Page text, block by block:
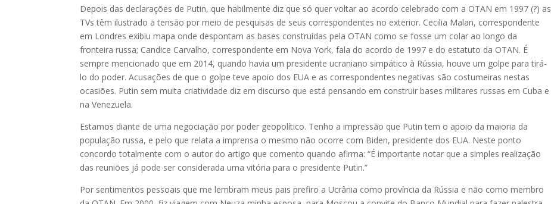
Depois das declarações de Putin, que habilmente diz que só quer voltar ao acordo celebrado com a OTAN em 1997 (?) as
TVs têm ilustrado a tensão por meio de pesquisas de seus correspondentes no exterior. Cecilia Malan, correspondente
em Londres exibiu mapa onde despontam as bases construídas pela OTAN como se fosse um colar ao longo da
fronteira russa; Candice Carvalho, correspondente em Nova York, fala do acordo de 1997 e do estatuto da OTAN. É
sempre mencionado que em 2014, quando havia um presidente ucraniano simpático à Rússia, houve um golpe para tirá-
lo do poder. Acusações de que o golpe teve apoio dos EUA e as correspondentes negativas são costumeiras nestas
ocasiões. Putin sem muita criatividade diz em discurso que está pensando em construir bases militares russas em Cuba e
na Venezuela.
Estamos diante de uma negociação por poder geopolítico. Tenho a impressão que Putin tem o apoio da maioria da
população russa, e pelo que relata a imprensa o mesmo não ocorre com Biden, presidente dos EUA. Neste ponto
concordo totalmente com o autor do artigo que comento quando afirma: “É importante notar que a simples realização
das reuniões já pode ser considerada uma vitória para o presidente Putin.”
Por sentimentos pessoais que me lembram meus pais prefiro a Ucrânia como província da Rússia e não como membro